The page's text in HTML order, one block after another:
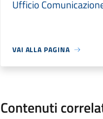
Ufficio
VAI ALLA PAGINA
Contenuti